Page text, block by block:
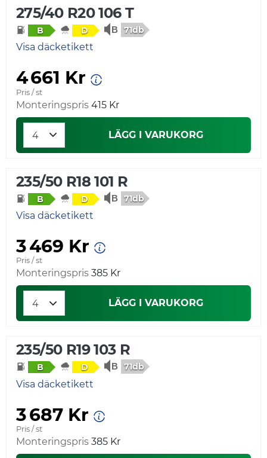
275/40 R20 106 T
B D 71db
Visa däcketikett
4 661 Kr
Pris / st
Monteringspris 415 Kr
LÄGG I VARUKORG
235/50 R18 101 R
B D 71db
Visa däcketikett
3 469 Kr
Pris / st
Monteringspris 385 Kr
LÄGG I VARUKORG
235/50 R19 103 R
B D 71db
Visa däcketikett
3 687 Kr
Pris / st
Monteringspris 385 Kr